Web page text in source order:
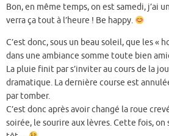
Bon, en même temps, on est samedi, j’ai
verra ça tout à l’heure ! Be happy.
C’est donc, sous un beau soleil, que les «
dans une ambiance somme toute bien
La pluie finit par s’inviter au cours de la
dramatique. La dernière course est
par tomber.
C’est donc après avoir changé la roue
soirée, le sourire aux lèvres. Cette fois, on